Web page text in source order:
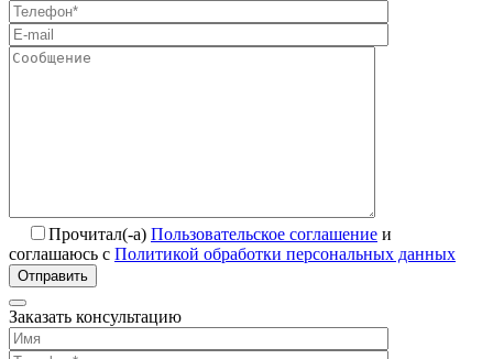
Прочитал(-а) Пользовательское соглашение и
соглашаюсь с Политикой обработки персональных данных
Отправить
Заказать консультацию